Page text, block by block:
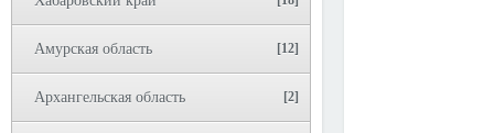
Амурская область [12]
Архангельская область [2]